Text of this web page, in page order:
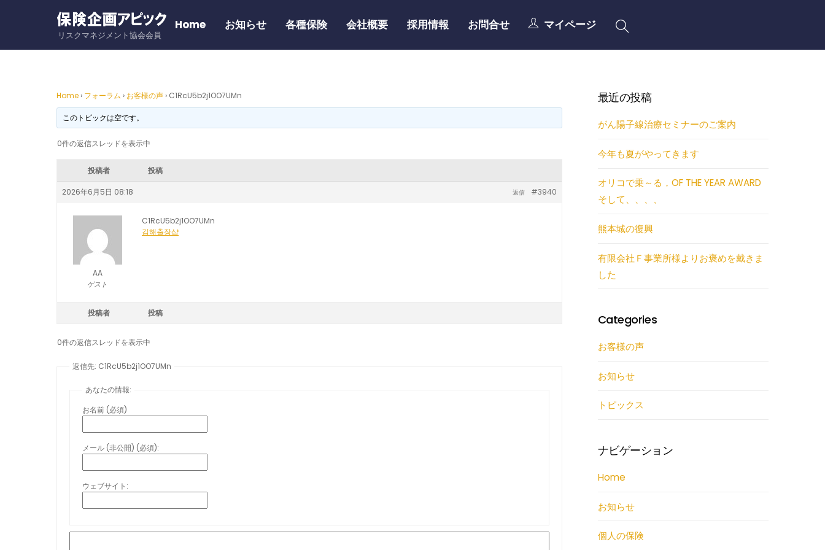
リスクマネジメント協会会員
Home お知らせ 各種保険 会社概要 採用情報 お問合せ マイページ
Home › フォーラム › お客様の声 › C1RcU5b2j1OO7UMn
このトピックは空です。
0件の返信スレッドを表示中
投稿者 投稿
2026年6月5日 08:18 #3940
返信
AA
ゲスト
C1RcU5b2j1OO7UMn
김해출장샵
投稿者 投稿
0件の返信スレッドを表示中
返信先: C1RcU5b2j1OO7UMn
あなたの情報:
お名前 (必須)
メール (非公開) (必須):
ウェブサイト:
最近の投稿
がん陽子線治療セミナーのご案内
今年も夏がやってきます
オリコで乗～る，OF THE YEAR AWARD
そして、、、、
熊本城の復興
有限会社Ｆ事業所様よりお褒めを戴きま
した
Categories
お客様の声
お知らせ
トピックス
ナビゲーション
Home
お知らせ
個人の保険